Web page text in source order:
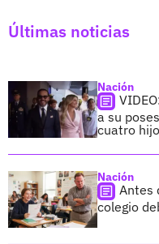
Últimas noticias
Nación
a su
cuatro
Nación
Antes
colegio